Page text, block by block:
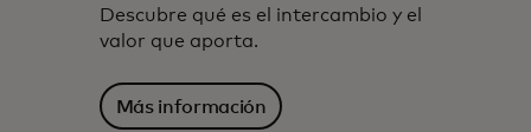
Descubre qué es el intercambio y el
valor que aporta.
Más información